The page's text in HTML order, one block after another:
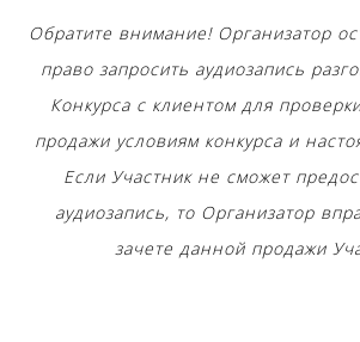
Обратите внимание! Организатор
право запросить аудиозапись
Конкурса с клиентом для
продажи условиям конкурса и
Если Участник не сможет
аудиозапись, то Организатор
зачете данной продажи